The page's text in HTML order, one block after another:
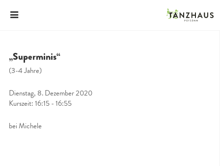
„Superminis“
(3-4 Jahre)
Dienstag, 8. Dezember 2020
Kurszeit: 16:15 - 16:55
bei Michele